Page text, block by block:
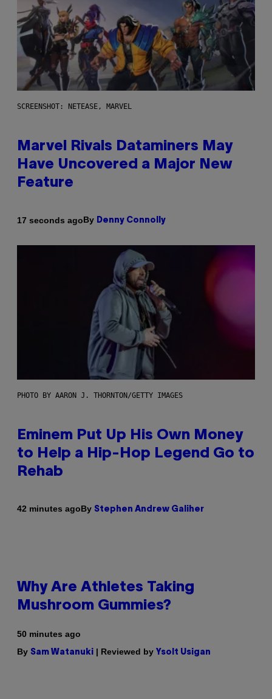
SCREENSHOT: NETEASE, MARVEL
Marvel Rivals Dataminers May
Have Uncovered a Major New
Feature
17 seconds agoBy Denny Connolly
PHOTO BY AARON J. THORNTON/GETTY IMAGES
Eminem Put Up His Own Money
to Help a Hip-Hop Legend Go to
Rehab
42 minutes agoBy Stephen Andrew Galiher
Why Are Athletes Taking
Mushroom Gummies?
50 minutes ago
By Sam Watanuki | Reviewed by Ysolt Usigan